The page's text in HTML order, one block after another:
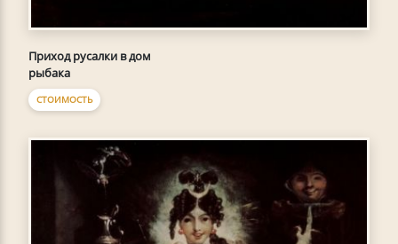
Приход русалки в дом
рыбака
СТОИМОСТЬ